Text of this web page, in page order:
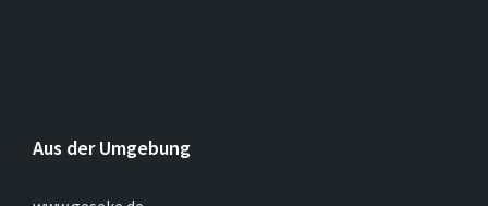
Aus der Umgebung